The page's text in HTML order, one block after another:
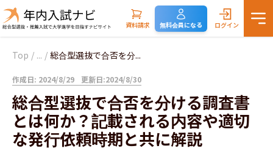
資料請求 無料会員になる ログイン
Top / ... / 総合型選抜で合否を分...
作成日: 2024/8/29 更新日:2024/8/30
総合型選抜で合否を分ける調査書
とは何か？記載される内容や適切
な発行依頼時期と共に解説